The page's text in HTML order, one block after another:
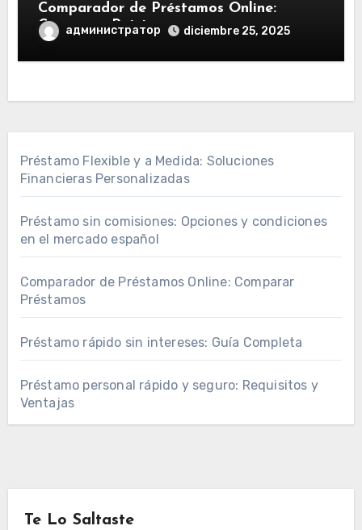
Comparador de Préstamos Online:
Comparar Préstamos
администратор diciembre 25, 2025
Préstamo Flexible y a Medida: Soluciones
Financieras Personalizadas
Préstamo sin comisiones: Opciones y condiciones
en el mercado español
Comparador de Préstamos Online: Comparar
Préstamos
Préstamo rápido sin intereses: Guía Completa
Préstamo personal rápido y seguro: Requisitos y
Ventajas
Te Lo Saltaste